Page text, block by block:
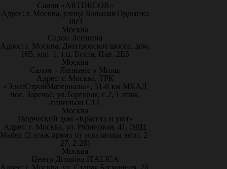
Салон «ARTDECOR»
Адрес: г. Москва, улица Большая Ордынка
38с1
Москва
Салон Лепнина
Адрес: г. Москва, Дмитровское шоссе, дом.
165, кор. 1, т.ц. Бухта, Пав. 2Е5
Москва
Салон – Лепнина у Милы
Адрес: г. Москва, ТРК
«ЭлитСтройМатериалы», 51-й км МКАД
пос. Заречье, ул.Торговая, с.2, 1 этаж,
павильон С13
Москва
Творческий дом «Красота и уют»
Адрес: г. Москва, ул. Рябиновая, 41, ЭДЦ
Madex (2 этаж прямо от эскалатора эксп. 2-
27, 2-28)
Москва
Центр Дизайна ITALICA
Адрес: г. Москва, ул. Старая Басманная, 20,